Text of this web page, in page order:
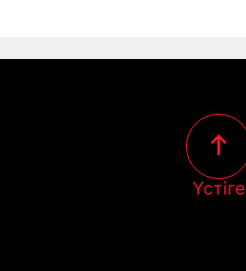
Үстіге